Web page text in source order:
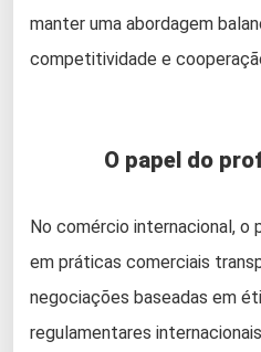
manter uma abordagem
competitividade e
O papel do
No comércio internacional, o
em práticas comerciais
negociações baseadas em
regulamentares